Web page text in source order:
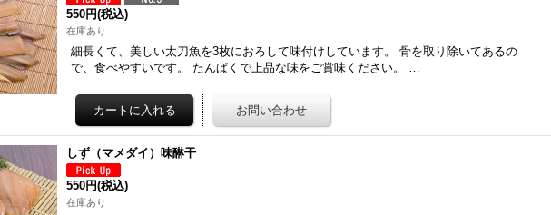
550円(税込)
在庫あり
細長くて、美しい太刀魚を3枚におろして味付けしています。 骨を取り除いてあるの
で、食べやすいです。 たんぱくで上品な味をご賞味ください。 …
しず（マメダイ）味醂干
550円(税込)
在庫あり